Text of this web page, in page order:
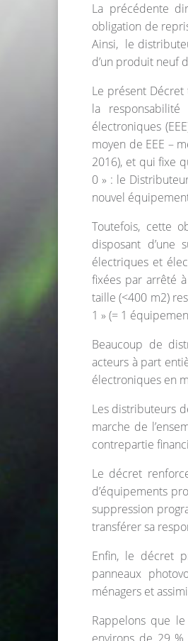
La précédente
obligation de
Ainsi, le
d’un produit neuf
Le présent
la
électroniques
moyen de EEE –
2016), et qui fixe
0 » : le
nouvel
Toutefois, cette
disposant
électriques et
fixées par arrêté
taille (<400 m2)
1 » (= 1
Beaucoup de
acteurs à part
électroniques en
Les distributeurs
marche de
contrepartie
Le décret
d’équipements
suppression
transférer sa
Enfin, le décret
panneaux
ménagers et
Rappelons que